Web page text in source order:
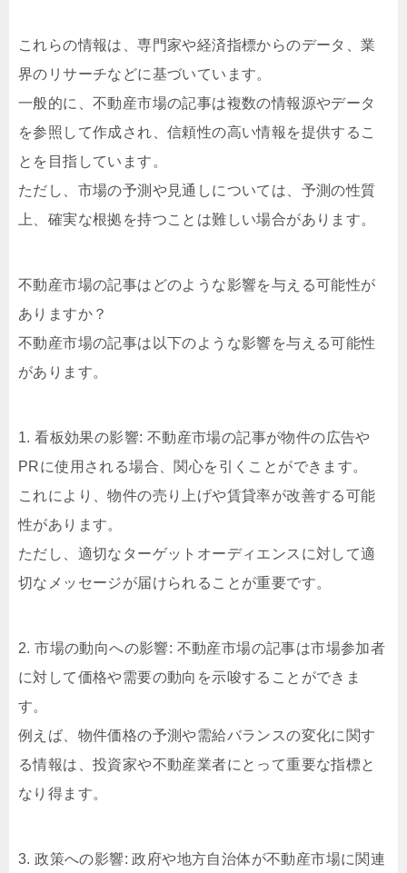
これらの情報は、専門家や経済指標からのデータ、業
界のリサーチなどに基づいています。
一般的に、不動産市場の記事は複数の情報源やデータ
を参照して作成され、信頼性の高い情報を提供するこ
とを目指しています。
ただし、市場の予測や見通しについては、予測の性質
上、確実な根拠を持つことは難しい場合があります。
不動産市場の記事はどのような影響を与える可能性が
ありますか？
不動産市場の記事は以下のような影響を与える可能性
があります。
1. 看板効果の影響: 不動産市場の記事が物件の広告や
PRに使用される場合、関心を引くことができます。
これにより、物件の売り上げや賃貸率が改善する可能
性があります。
ただし、適切なターゲットオーディエンスに対して適
切なメッセージが届けられることが重要です。
2. 市場の動向への影響: 不動産市場の記事は市場参加者
に対して価格や需要の動向を示唆することができま
す。
例えば、物件価格の予測や需給バランスの変化に関す
る情報は、投資家や不動産業者にとって重要な指標と
なり得ます。
3. 政策への影響: 政府や地方自治体が不動産市場に関連